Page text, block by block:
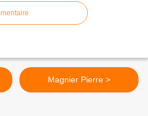
Magnier Pierre >